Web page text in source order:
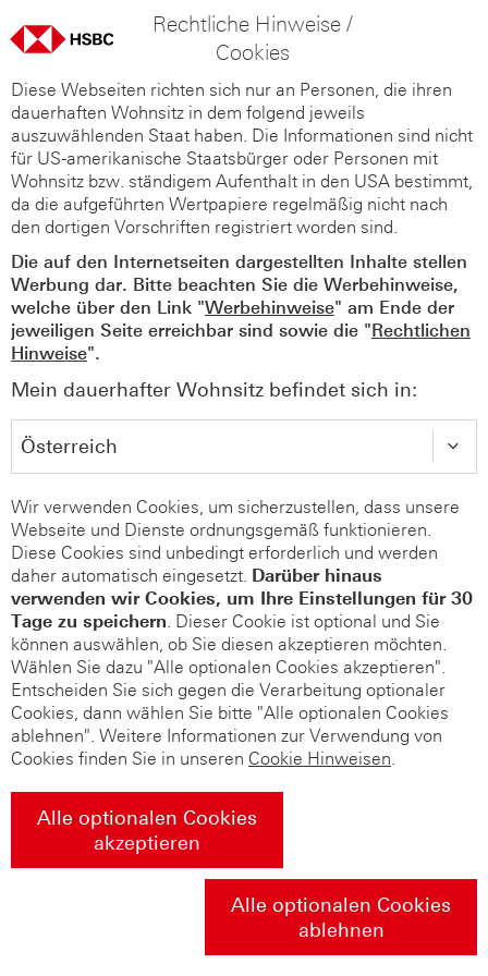
Rechtliche Hinweise /
Cookies
Diese Webseiten richten sich nur an Personen, die ihren
dauerhaften Wohnsitz in dem folgend jeweils
auszuwählenden Staat haben. Die Informationen sind nicht
für US-amerikanische Staatsbürger oder Personen mit
Wohnsitz bzw. ständigem Aufenthalt in den USA bestimmt,
da die aufgeführten Wertpapiere regelmäßig nicht nach
den dortigen Vorschriften registriert worden sind.
Die auf den Internetseiten dargestellten Inhalte stellen
Werbung dar. Bitte beachten Sie die Werbehinweise,
welche über den Link "Werbehinweise" am Ende der
jeweiligen Seite erreichbar sind sowie die "Rechtlichen
Hinweise".
Mein dauerhafter Wohnsitz befindet sich in:
Wir verwenden Cookies, um sicherzustellen, dass unsere
Webseite und Dienste ordnungsgemäß funktionieren.
Diese Cookies sind unbedingt erforderlich und werden
daher automatisch eingesetzt. Darüber hinaus
verwenden wir Cookies, um Ihre Einstellungen für 30
Tage zu speichern. Dieser Cookie ist optional und Sie
können auswählen, ob Sie diesen akzeptieren möchten.
Wählen Sie dazu "Alle optionalen Cookies akzeptieren".
Entscheiden Sie sich gegen die Verarbeitung optionaler
Cookies, dann wählen Sie bitte "Alle optionalen Cookies
ablehnen". Weitere Informationen zur Verwendung von
Cookies finden Sie in unseren Cookie Hinweisen.
Alle optionalen Cookies
akzeptieren
Alle optionalen Cookies
ablehnen